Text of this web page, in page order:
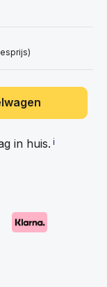
in huis. ℹ️